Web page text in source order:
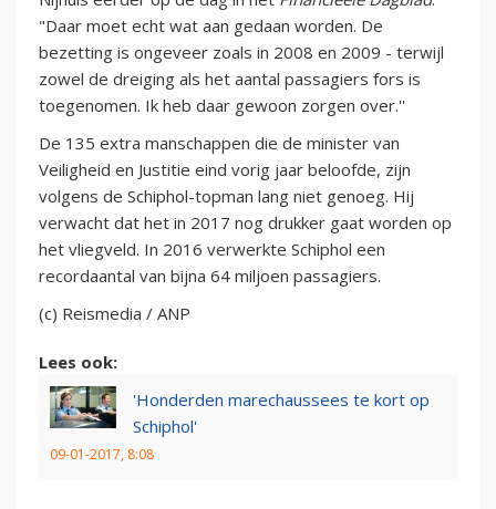
"Daar moet echt wat aan gedaan worden. De
bezetting is ongeveer zoals in 2008 en 2009 - terwijl
zowel de dreiging als het aantal passagiers fors is
toegenomen. Ik heb daar gewoon zorgen over.''
De 135 extra manschappen die de minister van
Veiligheid en Justitie eind vorig jaar beloofde, zijn
volgens de Schiphol-topman lang niet genoeg. Hij
verwacht dat het in 2017 nog drukker gaat worden op
het vliegveld. In 2016 verwerkte Schiphol een
recordaantal van bijna 64 miljoen passagiers.
(c) Reismedia / ANP
Lees ook:
'Honderden marechaussees te kort op
Schiphol'
09-01-2017, 8:08